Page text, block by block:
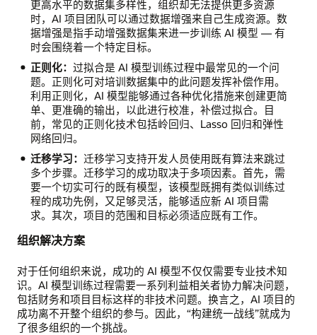
更高水平的数据集多样性，组织却无法提供更多资源
时，AI 项目团队可以通过数据增强来自己生成资源。数
据增强是指手动增强数据集来进一步训练 AI 模型 — 有
时会围绕着一个特定目标。
正则化： 过拟合是 AI 模型训练过程中最常见的一个问
题。正则化可对培训数据集中的此问题发挥补偿作用。
利用正则化，AI 模型能够通过各种优化措施来创建更简
单、更准确的输出，以此进行校准，补偿过拟合。目
前，常见的正则化技术包括岭回归、Lasso 回归和弹性
网络回归。
迁移学习： 迁移学习支持开发人员使用既有算法来跳过
多个步骤。迁移学习的成功取决于多项因素。首先，需
要一个切实可行的既有模型，该模型既拥有类似训练过
程的成功先例，又足够灵活，能够适应新 AI 项目需
求。其次，项目的范围和目标必须适应既有工作。
组织解决方案
对于任何组织来说，成功的 AI 模型不仅仅需要专业技术知
识。AI 模型训练过程需要一系列利益相关者协力解决问题，
包括财务和项目目标这样的非技术问题。换言之，AI 项目的
成功离不开整个组织的参与。因此，“构建统一战线”就成为
了很多组织的一个挑战。